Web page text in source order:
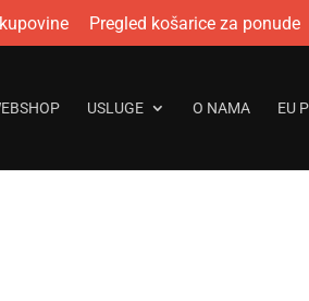
Pregled košarice za ponude
USLUGE O NAMA EU